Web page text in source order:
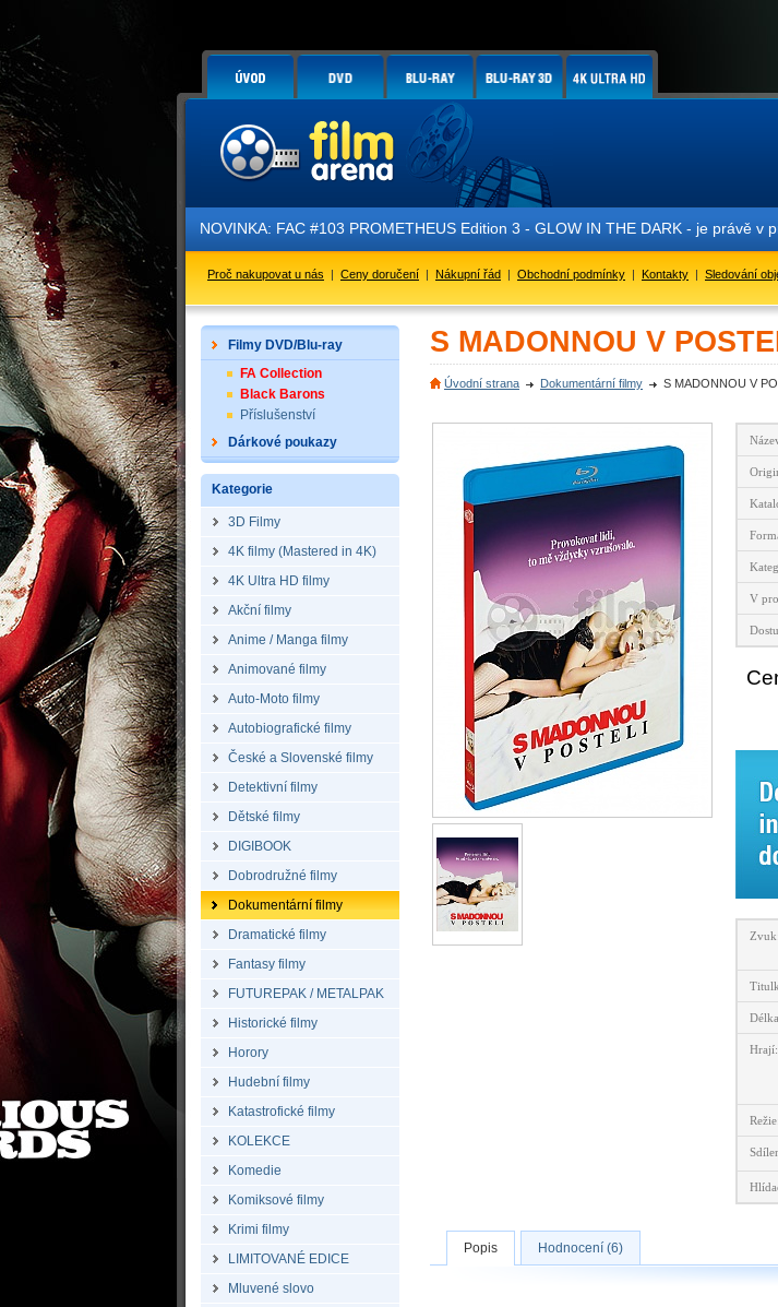
NOVINKA: FAC #103 PROMETHEUS Edition 3 - GLOW IN THE DARK - je právě v
Proč nakupovat u nás | Ceny doručení | Nákupní řád | Obchodní podmínky | Kontakty | Sledování
Filmy DVD/Blu-ray
FA Collection
Black Barons
Příslušenství
Dárkové poukazy
Kategorie
3D Filmy
4K filmy (Mastered in 4K)
4K Ultra HD filmy
Akční filmy
Anime / Manga filmy
Animované filmy
Auto-Moto filmy
Autobiografické filmy
České a Slovenské filmy
Detektivní filmy
Dětské filmy
DIGIBOOK
Dobrodružné filmy
Dokumentární filmy
Dramatické filmy
Fantasy filmy
FUTUREPAK / METALPAK
Historické filmy
Horory
Hudební filmy
Katastrofické filmy
KOLEKCE
Komedie
Komiksové filmy
Krimi filmy
LIMITOVANÉ EDICE
Mluvené slovo
S MADONNOU V
Úvodní strana Dokumentární filmy S MADONNOU V
V
Zvuk:
Hrají:
Režie:
Popis Hodnocení (6)